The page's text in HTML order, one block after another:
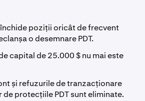
poziții oricât de frecvent
o desemnare PDT.
capital de 25.000 $ nu mai este
și refuzurile de tranzacționare
protecțiile PDT sunt eliminate.